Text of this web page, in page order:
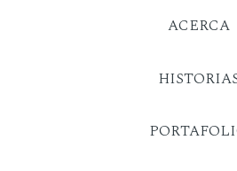
ACERCA